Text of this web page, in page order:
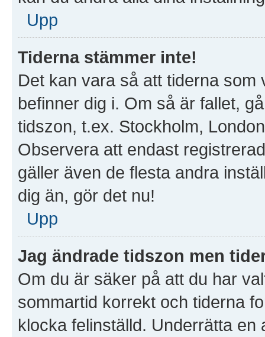
Upp
Tiderna stämmer inte!
Det kan vara så att tiderna
befinner dig i. Om så är fallet,
tidszon, t.ex. Stockholm,
Observera att endast
gäller även de flesta andra
dig än, gör det nu!
Upp
Jag ändrade tidszon men
Om du är säker på att du har
sommartid korrekt och tiderna
klocka felinställd. Underrätta